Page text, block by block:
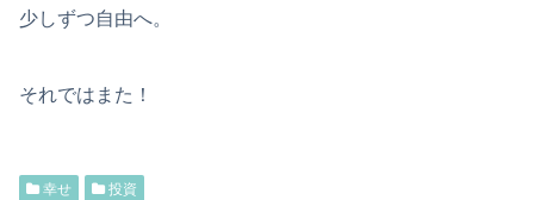
少しずつ自由へ。
それではまた！
幸せ 投資